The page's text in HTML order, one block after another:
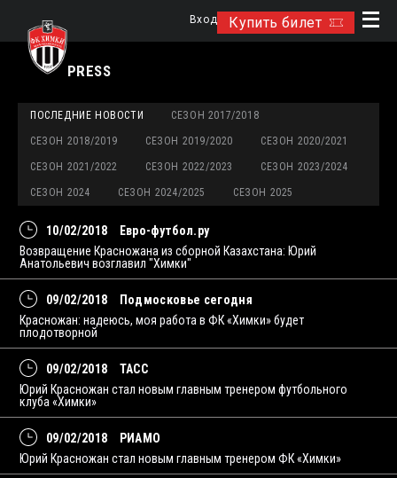
Купить билет
Вход
PRESS
ПОСЛЕДНИЕ НОВОСТИ СЕЗОН 2017/2018
СЕЗОН 2018/2019 СЕЗОН 2019/2020 СЕЗОН 2020/2021
СЕЗОН 2021/2022 СЕЗОН 2022/2023 СЕЗОН 2023/2024
СЕЗОН 2024 СЕЗОН 2024/2025 СЕЗОН 2025
10/02/2018
Евро-футбол.ру
Возвращение Красножана из сборной Казахстана: Юрий
Анатольевич возглавил "Химки"
09/02/2018
Подмосковье сегодня
Красножан: надеюсь, моя работа в ФК «Химки» будет
плодотворной
09/02/2018
ТАСС
Юрий Красножан стал новым главным тренером футбольного
клуба «Химки»
09/02/2018
РИАМО
Юрий Красножан стал новым главным тренером ФК «Химки»